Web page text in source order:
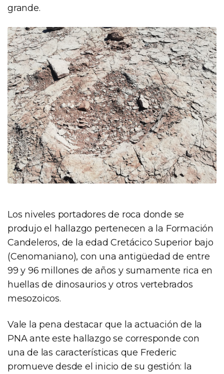
grande.
Los niveles portadores de roca donde se
produjo el hallazgo pertenecen a la Formación
Candeleros, de la edad Cretácico Superior bajo
(Cenomaniano), con una antigüedad de entre
99 y 96 millones de años y sumamente rica en
huellas de dinosaurios y otros vertebrados
mesozoicos.
Vale la pena destacar que la actuación de la
PNA ante este hallazgo se corresponde con
una de las características que Frederic
promueve desde el inicio de su gestión: la